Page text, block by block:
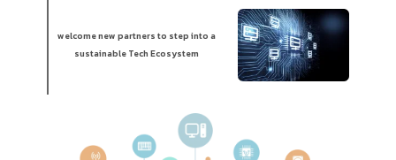
welcome new partners to step into a
sustainable Tech Ecosystem